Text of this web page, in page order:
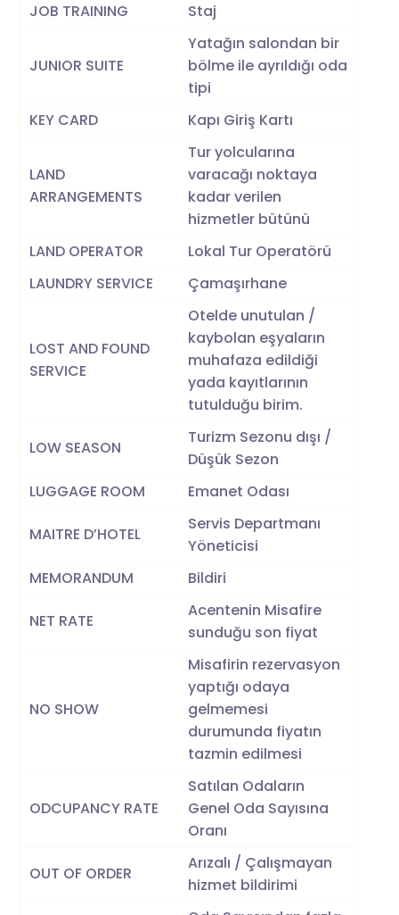
JOB TRAINING
Staj
JUNIOR SUITE
Yatağın salondan bir
bölme ile ayrıldığı oda
tipi
KEY CARD
Kapı Giriş Kartı
LAND
ARRANGEMENTS
Tur yolcularına
varacağı noktaya
kadar verilen
hizmetler bütünü
LAND OPERATOR
Lokal Tur Operatörü
LAUNDRY SERVICE
Çamaşırhane
LOST AND FOUND
SERVICE
Otelde unutulan /
kaybolan eşyaların
muhafaza edildiği
yada kayıtlarının
tutulduğu birim.
LOW SEASON
Turizm Sezonu dışı /
Düşük Sezon
LUGGAGE ROOM
Emanet Odası
MAITRE D’HOTEL
Servis Departmanı
Yöneticisi
MEMORANDUM
Bildiri
NET RATE
Acentenin Misafire
sunduğu son fiyat
NO SHOW
Misafirin rezervasyon
yaptığı odaya
gelmemesi
durumunda fiyatın
tazmin edilmesi
ODCUPANCY RATE
Satılan Odaların
Genel Oda Sayısına
Oranı
OUT OF ORDER
Arızalı / Çalışmayan
hizmet bildirimi